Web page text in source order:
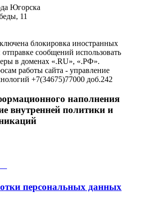
Югорска
11
блокировка иностранных
сообщений использовать
в доменах «.RU», «.РФ».
работы сайта - управление
+7(34675)77000 доб.242
наполнения
внутренней политики и
персональных данных